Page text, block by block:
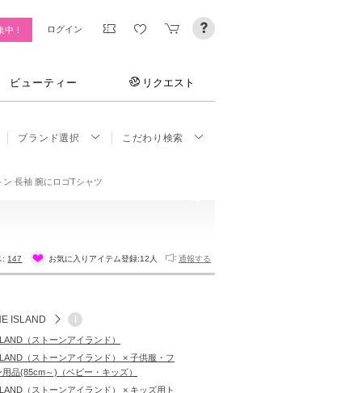
中！ ログイン
ビューティー リクエスト
ブランド選択 こだわり検索
長袖 腕にロゴTシャツ
: 147 お気に入りアイテム登録:12人 通報する
ISLAND i
（ストーンアイランド）
（ストーンアイランド） × 子供服・フ
用品(85cm～)（ベビー・キッズ）
（ストーンアイランド） × キッズ用ト